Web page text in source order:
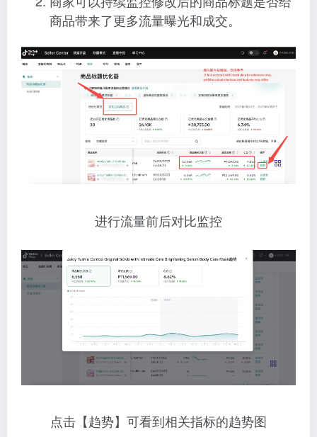
商品带来了更多流量曝光和成交。
进行流量前后对比监控
点击【趋势】可看到相关指标的趋势图